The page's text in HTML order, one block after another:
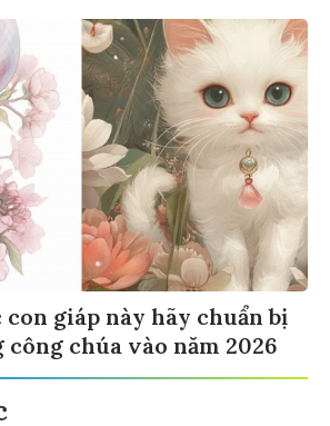
con giáp này hãy chuẩn bị
chúa vào năm 2026